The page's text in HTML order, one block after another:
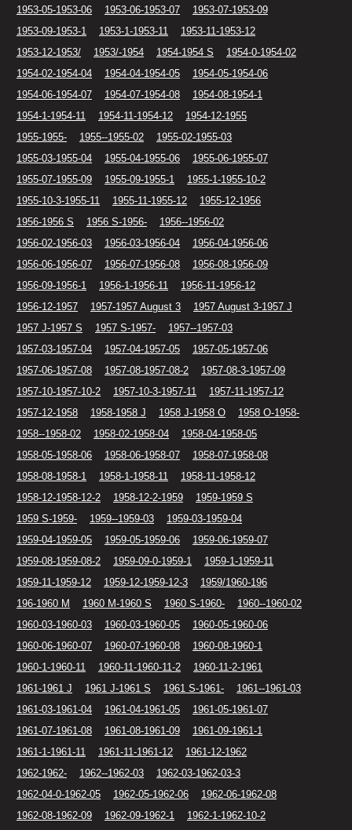
1953-05-1953-06 1953-06-1953-07
1953-07-1953-09
1953-09-1953-1
1953-1-1953-11
1953-11-1953-12
1953-12-1953/
1953/-1954 1954-1954 S
1954-0-1954-02
1954-02-1954-04
1954-04-1954-05
1954-05-1954-06
1954-06-1954-07
1954-07-1954-08
1954-08-1954-1
1954-1-1954-11
1954-11-1954-12
1954-12-1955
1955-1955-
1955--1955-02
1955-02-1955-03
1955-03-1955-04
1955-04-1955-06
1955-06-1955-07
1955-07-1955-09
1955-09-1955-1
1955-1-1955-10-2
1955-10-3-1955-11
1955-11-1955-12
1955-12-1956
1956-1956 S
1956 S-1956-
1956--1956-02
1956-02-1956-03
1956-03-1956-04
1956-04-1956-06
1956-06-1956-07
1956-07-1956-08
1956-08-1956-09
1956-09-1956-1
1956-1-1956-11
1956-11-1956-12
1956-12-1957
1957-1957 August 3
1957 August 3-1957 J
1957 J-1957 S
1957 S-1957-
1957--1957-03
1957-03-1957-04
1957-04-1957-05
1957-05-1957-06
1957-06-1957-08
1957-08-1957-08-2
1957-08-3-1957-09
1957-10-1957-10-2
1957-10-3-1957-11
1957-11-1957-12
1957-12-1958
1958-1958 J 1958 J-1958 O
1958 O-1958-
1958--1958-02
1958-02-1958-04
1958-04-1958-05
1958-05-1958-06
1958-06-1958-07
1958-07-1958-08
1958-08-1958-1
1958-1-1958-11
1958-11-1958-12
1958-12-1958-12-2
1958-12-2-1959
1959-1959 S
1959 S-1959-
1959--1959-03
1959-03-1959-04
1959-04-1959-05
1959-05-1959-06
1959-06-1959-07
1959-08-1959-08-2
1959-09-0-1959-1
1959-1-1959-11
1959-11-1959-12
1959-12-1959-12-3
1959/1960-196
196-1960 M
1960 M-1960 S 1960 S-1960-
1960--1960-02
1960-03-1960-03
1960-03-1960-05
1960-05-1960-06
1960-06-1960-07
1960-07-1960-08
1960-08-1960-1
1960-1-1960-11
1960-11-1960-11-2
1960-11-2-1961
1961-1961 J
1961 J-1961 S 1961 S-1961-
1961--1961-03
1961-03-1961-04
1961-04-1961-05
1961-05-1961-07
1961-07-1961-08
1961-08-1961-09
1961-09-1961-1
1961-1-1961-11
1961-11-1961-12
1961-12-1962
1962-1962-
1962--1962-03
1962-03-1962-03-3
1962-04-0-1962-05
1962-05-1962-06
1962-06-1962-08
1962-08-1962-09
1962-09-1962-1
1962-1-1962-10-2